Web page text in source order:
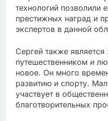
технологий позволили
престижных наград и
экспертов в данной
Сергей также
путешественником и
новое. Он много
развитию и спорту.
участвует в
благотворительных